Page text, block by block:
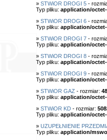
» STWiOR DROGI 5-
Typ pliku: application/
» STWiOR DROGI 6-
Typ pliku: application/
» STWiOR DROGI 7-
Typ pliku: application/
» STWiOR DROGI 8-
Typ pliku: application/
» STWiOR DROGI 9-
Typ pliku: application/
» STWiOR GAZ - rozmiar:
Typ pliku: application/
» STWiOR KD- rozmiar:
Typ pliku: application/
» UZUPEŁNIENIE
Typ pliku: application/